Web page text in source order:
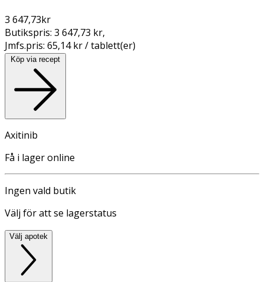
3 647,73kr
Butikspris: 3 647,73 kr,
Jmfs.pris: 65,14 kr / tablett(er)
Köp via recept
Axitinib
Få i lager online
Ingen vald butik
Välj för att se lagerstatus
Välj apotek